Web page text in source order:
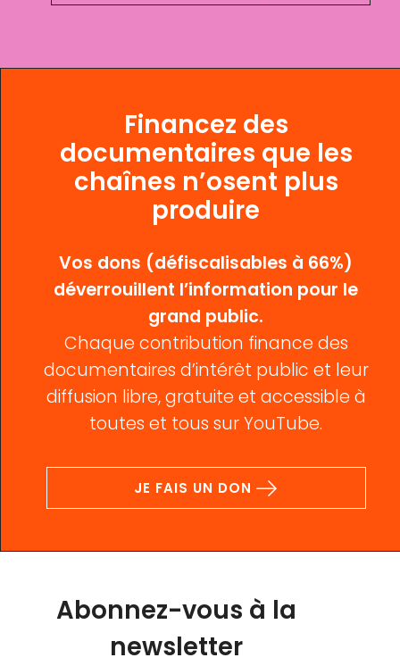
Financez des
documentaires que les
chaînes n’osent plus
produire
Vos dons (défiscalisables à 66%)
déverrouillent l’information pour le
grand public.
Chaque contribution finance des
documentaires d’intérêt public et leur
diffusion libre, gratuite et accessible à
toutes et tous sur YouTube.
JE FAIS UN DON
Abonnez-vous à la
newsletter